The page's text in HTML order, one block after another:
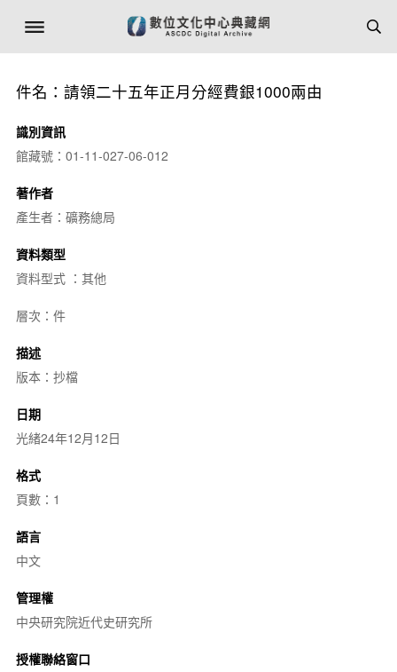
件名：請領二十五年正月分經費銀1000兩由
識別資訊
館藏號：01-11-027-06-012
著作者
產生者：礦務總局
資料類型
資料型式 ：其他
層次：件
描述
版本：抄檔
日期
光緒24年12月12日
格式
頁數：1
語言
中文
管理權
中央研究院近代史研究所
授權聯絡窗口